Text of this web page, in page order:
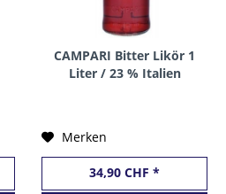
CAMPARI Bitter Likör 1
Liter / 23 % Italien
Merken
34,90 CHF *